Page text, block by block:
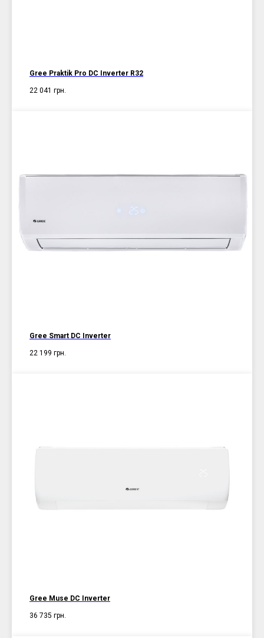
Gree Praktik Pro DC Inverter R32
22 041 грн.
Gree Smart DC Inverter
22 199 грн.
Gree Muse DC Inverter
36 735 грн.